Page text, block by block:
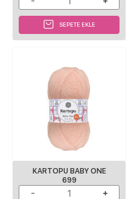
SEPETE EKLE
KARTOPU BABY ONE
699